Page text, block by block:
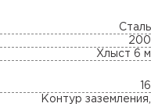
Сталь
200
Хлыст 6 м
16
Контур заземления,